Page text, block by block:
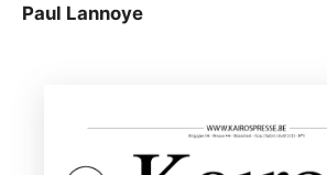
Paul Lannoye